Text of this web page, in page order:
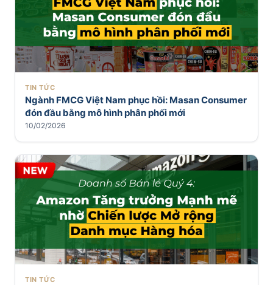
TIN TỨC
Ngành FMCG Việt Nam phục hồi: Masan Consumer
đón đầu bằng mô hình phân phối mới
10/02/2026
TIN TỨC